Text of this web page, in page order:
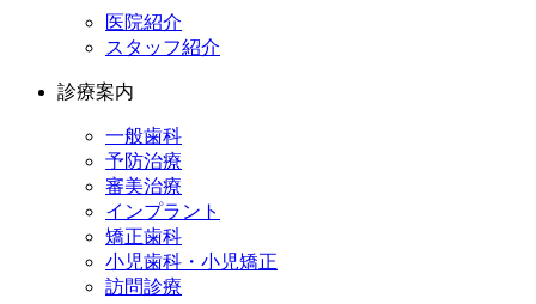
医院紹介
スタッフ紹介
診療案内
一般歯科
予防治療
審美治療
インプラント
矯正歯科
小児歯科・小児矯正
訪問診療